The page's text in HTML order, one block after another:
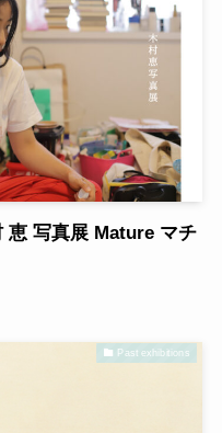
恵 写真展 Mature マチ
Past exhibitions